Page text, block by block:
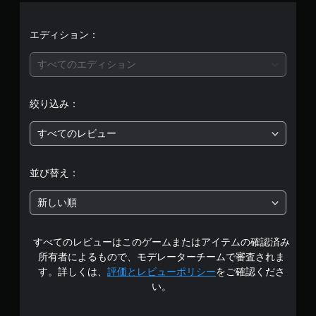
エディション：
すべてのエディション
絞り込み：
すべてのレビュー
並び替え：
新しい順
すべてのレビューはこのゲームまたはアイテムの確認済み
所有者によるもので、モデレーターチームで審査されま
す。詳しくは、 評価とレビューポリシーをご確認くださ
い。